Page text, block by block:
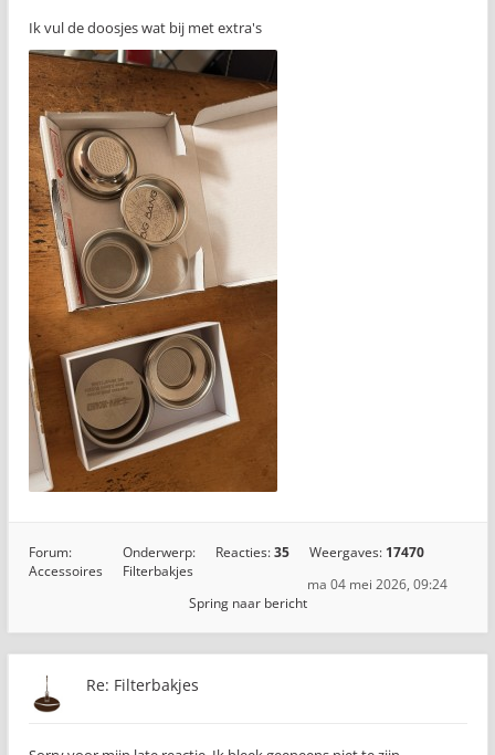
Ik vul de doosjes wat bij met extra's
Forum:
Accessoires
Onderwerp:
Filterbakjes
Reacties:35 Weergaves: 17470
ma 04 mei 2026, 09:24
Spring naar bericht
Re: Filterbakjes